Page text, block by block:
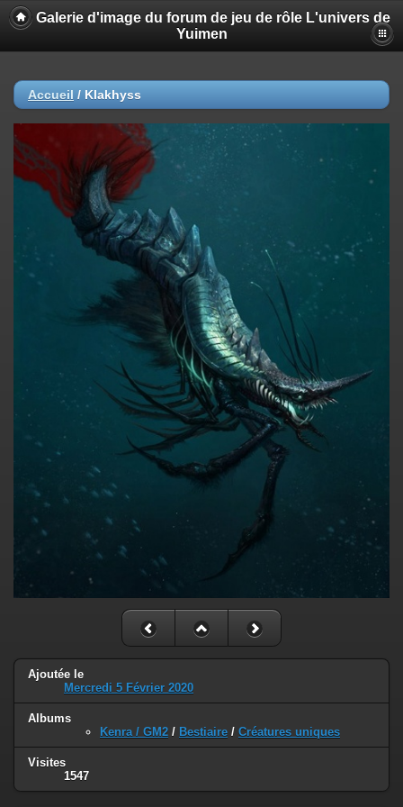
Galerie d'image du forum de jeu de rôle L'univers de
Yuimen
Accueil / Klakhyss
Ajoutée le
Mercredi 5 Février 2020
Albums
Kenra / GM2 / Bestiaire / Créatures uniques
Visites
1547